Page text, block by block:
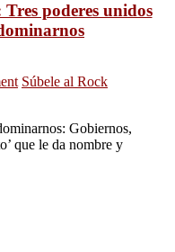
poderes unidos
Súbele al Rock
Gobiernos,
que le da nombre y